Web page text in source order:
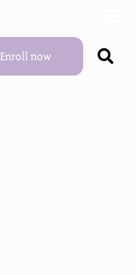
Enroll now